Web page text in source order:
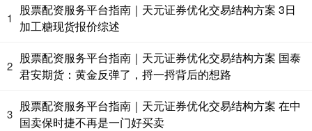
1
股票配资服务平台指南｜天元证券优化交易结构方案 3日
加工糖现货报价综述
2
股票配资服务平台指南｜天元证券优化交易结构方案 国泰
君安期货：黄金反弹了，捋一捋背后的想路
3
股票配资服务平台指南｜天元证券优化交易结构方案 在中
国卖保时捷不再是一门好买卖